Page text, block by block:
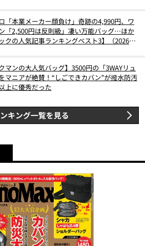
「本業メーカー顔負け」奇跡の4,990円、ワ
「2,500円は反則級」凄い万能バッグ…ほか
クの人気記事ランキングベスト3】（2026年
マンの大人気バッグ】3500円の「3WAYリュ
マニアが絶賛！“しごできカバン”が撥水防汚
上に優秀だった
キング一覧を見る